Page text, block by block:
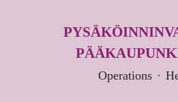
Operations ·